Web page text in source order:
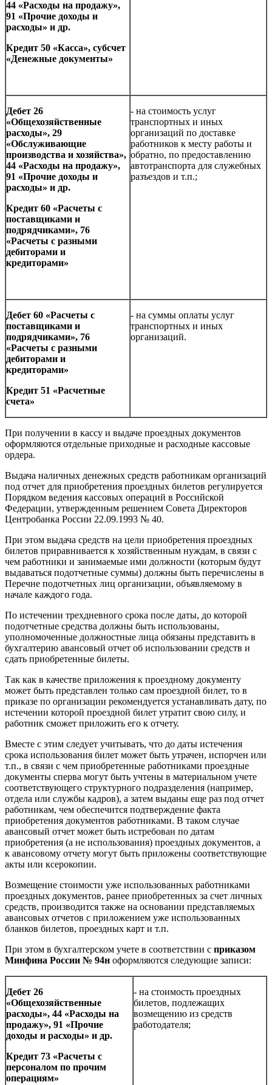
44 «Расходы на продажу»,
91 «Прочие доходы и
расходы» и др.
Кредит 50 «Касса», субсчет
«Денежные документы»
Дебет 26
«Общехозяйственные
расходы», 29
«Обслуживающие
производства и хозяйства»,
44 «Расходы на продажу»,
91 «Прочие доходы и
расходы» и др.
Кредит 60 «Расчеты с
поставщиками и
подрядчиками», 76
«Расчеты с разными
дебиторами и
кредиторами»
- на стоимость услуг
транспортных и иных
организаций по доставке
работников к месту работы и
обратно, по предоставлению
автотранспорта для служебных
разъездов и т.п.;
Дебет 60 «Расчеты с
поставщиками и
подрядчиками», 76
«Расчеты с разными
дебиторами и
кредиторами»
Кредит 51 «Расчетные
счета»
- на суммы оплаты услуг
транспортных и иных
организаций.
При получении в кассу и выдаче проездных документов
оформляются отдельные приходные и расходные кассовые
ордера.
Выдача наличных денежных средств работникам организаций
под отчет для приобретения проездных билетов регулируется
Порядком ведения кассовых операций в Российской
Федерации, утвержденным решением Совета Директоров
Центробанка России 22.09.1993 № 40.
При этом выдача средств на цели приобретения проездных
билетов приравнивается к хозяйственным нуждам, в связи с
чем работники и занимаемые ими должности (которым будут
выдаваться подотчетные суммы) должны быть перечислены в
Перечне подотчетных лиц организации, объявляемому в
начале каждого года.
По истечении трехдневного срока после даты, до которой
подотчетные средства должны быть использованы,
уполномоченные должностные лица обязаны представить в
бухгалтерию авансовый отчет об использовании средств и
сдать приобретенные билеты.
Так как в качестве приложения к проездному документу
может быть представлен только сам проездной билет, то в
приказе по организации рекомендуется устанавливать дату, по
истечении которой проездной билет утратит свою силу, и
работник сможет приложить его к отчету.
Вместе с этим следует учитывать, что до даты истечения
срока использования билет может быть утрачен, испорчен или
т.п., в связи с чем приобретенные работниками проездные
документы сперва могут быть учтены в материальном учете
соответствующего структурного подразделения (например,
отдела или службы кадров), а затем выданы еще раз под отчет
работникам, чем обеспечится подтверждение факта
приобретения документов работниками. В таком случае
авансовый отчет может быть истребован по датам
приобретения (а не использования) проездных документов, а
к авансовому отчету могут быть приложены соответствующие
акты или ксерокопии.
Возмещение стоимости уже использованных работниками
проездных документов, ранее приобретенных за счет личных
средств, производится также на основании представляемых
авансовых отчетов с приложением уже использованных
бланков билетов, проездных карт и т.п.
При этом в бухгалтерском учете в соответствии с приказом
Минфина России № 94н оформляются следующие записи:
Дебет 26
«Общехозяйственные
расходы», 44 «Расходы на
продажу», 91 «Прочие
доходы и расходы» и др.
Кредит 73 «Расчеты с
персоналом по прочим
операциям»
- на стоимость проездных
билетов, подлежащих
возмещению из средств
работодателя;